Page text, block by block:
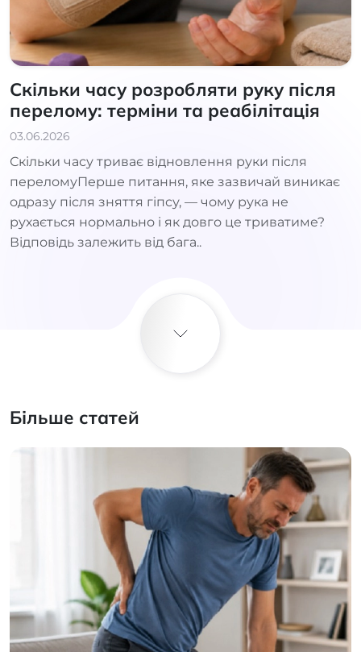
Скільки часу розробляти руку після
перелому: терміни та реабілітація
03.06.2026
Скільки часу триває відновлення руки після
переломуПерше питання, яке зазвичай виникає
одразу після зняття гіпсу, — чому рука не
рухається нормально і як довго це триватиме?
Відповідь залежить від бага..
Більше статей